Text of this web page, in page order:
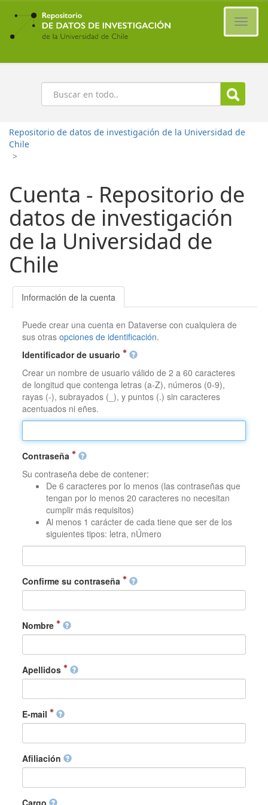
Ir
contenido
principal
Buscar
Repositorio de datos de investigación de la Universidad de
Chile
>
Cuenta - Repositorio de
datos de investigación
de la Universidad de
Chile
Información de la cuenta
Puede crear una cuenta en Dataverse con cualquiera de
sus otrasopciones de identificación.
Identificador de usuario
Crear un nombre de usuario válido de 2 a 60 caracteres
de longitud que contenga letras (a-Z), números (0-9),
rayas (-), subrayados (_), y puntos (.) sin caracteres
acentuados ni eñes.
Contraseña
Su contraseña debe de contener:
De 6 caracteres por lo menos (las contraseñas que
tengan por lo menos 20 caracteres no necesitan
cumplir más requisitos)
Al menos 1 carácter de cada tiene que ser de los
siguientes tipos: letra, nÚmero
Confirme su contraseña
Nombre
Apellidos
E-mail
Afiliación
Cargo